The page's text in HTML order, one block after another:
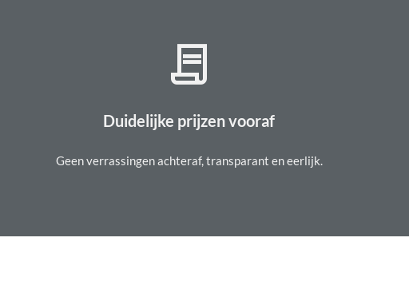
contract
Duidelijke prijzen vooraf
Geen verrassingen achteraf,transparant en eerlijk.